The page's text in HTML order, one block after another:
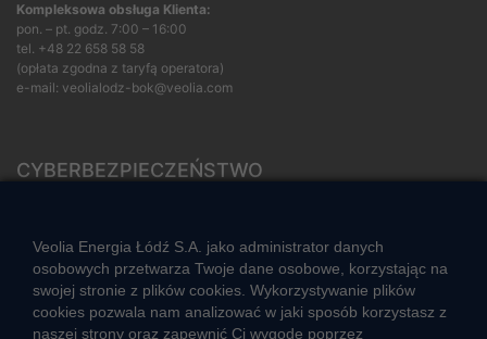
Kompleksowa obsługa Klienta:
pon. – pt. godz. 7:00 – 16:00
tel. +48 22 658 58 58
(opłata zgodna z taryfą operatora)
e-mail: veolialodz-bok@veolia.com
CYBERBEZPIECZEŃSTWO
CIEPŁO SYSTEMOWE
Veolia Energia Łódź S.A. jako administrator danych
osobowych przetwarza Twoje dane osobowe, korzystając na
swojej stronie z plików cookies. Wykorzystywanie plików
cookies pozwala nam analizować w jaki sposób korzystasz z
naszej strony oraz zapewnić Ci wygodę poprzez